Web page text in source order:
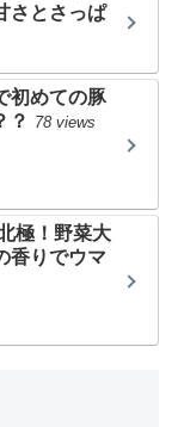
さとさっぱ
初めての豚
？ 78 views
極！野菜大
香りでウマ